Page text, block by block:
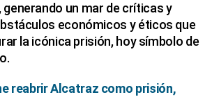
un mar de críticas y
económicos y éticos que
la icónica prisión, hoy símbolo de
reabrir Alcatraz como prisión,